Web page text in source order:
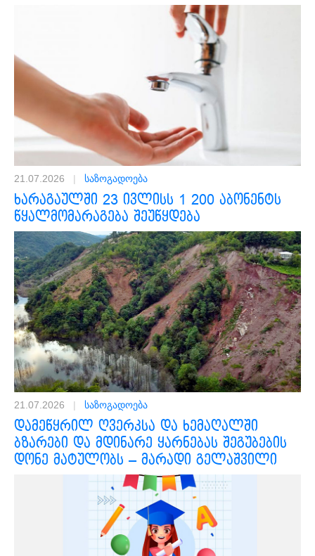
21.07.2026 | საზოგადოება
ხარაგაულში 23 ივლისს 1 200 აბონენტს
წყალმომარაგება შეუწყდება
21.07.2026 | საზოგადოება
დამეწყრილ ღვერკსა და ხემაღალში
ბზარები და მდინარე ყარნებას შეგუბების
დონე მატულობს – მარადი გელაშვილი